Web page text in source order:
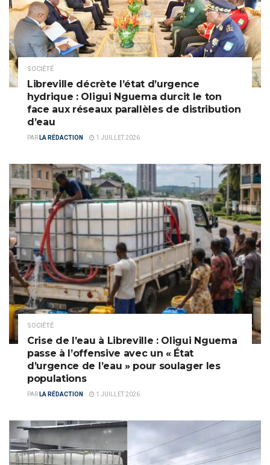
SOCIÉTÉ
Libreville décrète l’état d’urgence
hydrique : Oligui Nguema durcit le ton
face aux réseaux parallèles de distribution
d’eau
PAR LA RÉDACTION 1 JUILLET 2026
SOCIÉTÉ
Crise de l’eau à Libreville : Oligui Nguema
passe à l’offensive avec un « État
d’urgence de l’eau » pour soulager les
populations
PAR LA RÉDACTION 1 JUILLET 2026